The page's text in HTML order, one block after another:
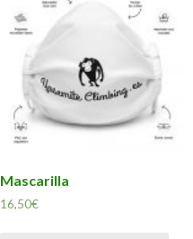
Mascarilla
16,50€